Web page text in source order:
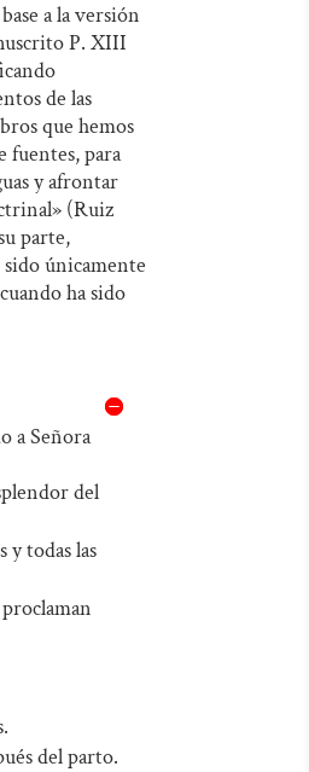
para
aumentar
disminuir
el
volumen.
a la versión
P. XIII
de las
que hemos
fuentes, para
y afrontar
(Ruiz
parte,
únicamente
ha sido
a Señora
del
y todas las
del parto.